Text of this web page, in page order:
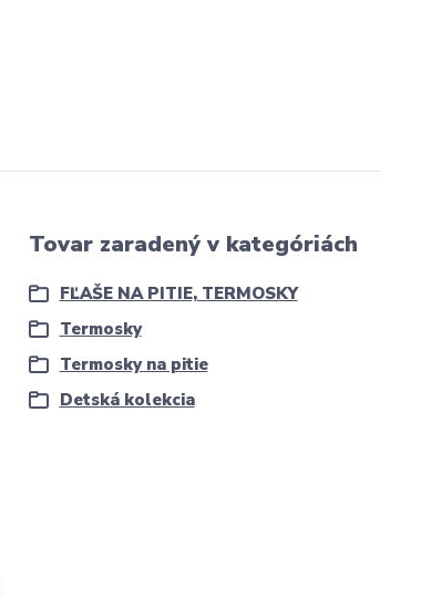
Tovar zaradený v kategóriách
FĽAŠE NA PITIE, TERMOSKY
Termosky
Termosky na pitie
Detská kolekcia